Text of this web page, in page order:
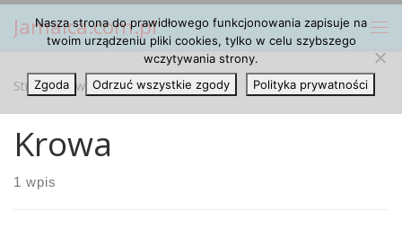
Przejdź do treści
Jamaica.com.pl
Strona główna » Krowa
Krowa
1 wpis
Nasza strona do prawidłowego funkcjonowania zapisuje na
twoim urządzeniu pliki cookies, tylko w celu szybszego
wczytywania strony.
Zgoda
Odrzuć wszystkie zgody Polityka prywatności